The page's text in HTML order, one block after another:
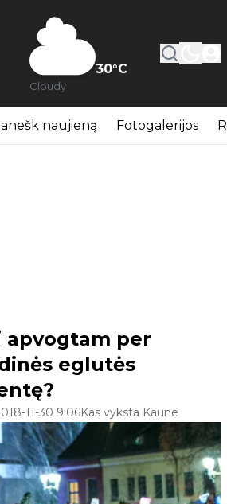
30°C
Cloudy
naujieną Fotogalerijos
apvogtam per
eglutės
11-30 9:06Kas vyksta Kaune